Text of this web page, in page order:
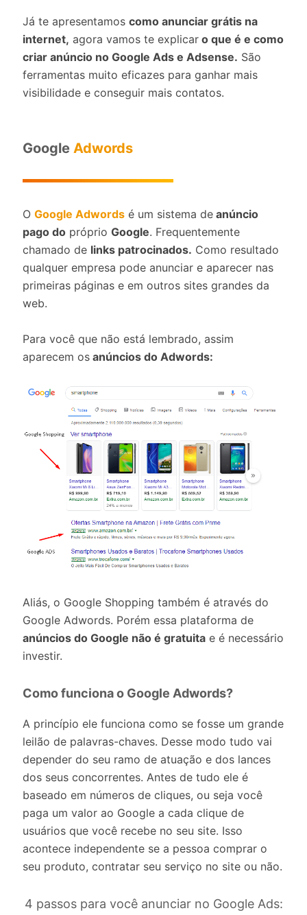
Já te apresentamos como anunciar grátis na
internet, agora vamos te explicar o que é e como
criar anúncio no Google Ads e Adsense. São
ferramentas muito eficazes para ganhar mais
visibilidade e conseguir mais contatos.
Google Adwords
O Google Adwords é um sistema de anúncio
pago do próprio Google. Frequentemente
chamado de links patrocinados. Como resultado
qualquer empresa pode anunciar e aparecer nas
primeiras páginas e em outros sites grandes da
web.
Para você que não está lembrado, assim
aparecem os anúncios do Adwords:
Aliás, o Google Shopping também é através do
Google Adwords. Porém essa plataforma de
anúncios do Google não é gratuita e é necessário
investir.
Como funciona o Google Adwords?
A princípio ele funciona como se fosse um grande
leilão de palavras-chaves. Desse modo tudo vai
depender do seu ramo de atuação e dos lances
dos seus concorrentes. Antes de tudo ele é
baseado em números de cliques, ou seja você
paga um valor ao Google a cada clique de
usuários que você recebe no seu site. Isso
acontece independente se a pessoa comprar o
seu produto, contratar seu serviço no site ou não.
4 passos para você anunciar no Google Ads: